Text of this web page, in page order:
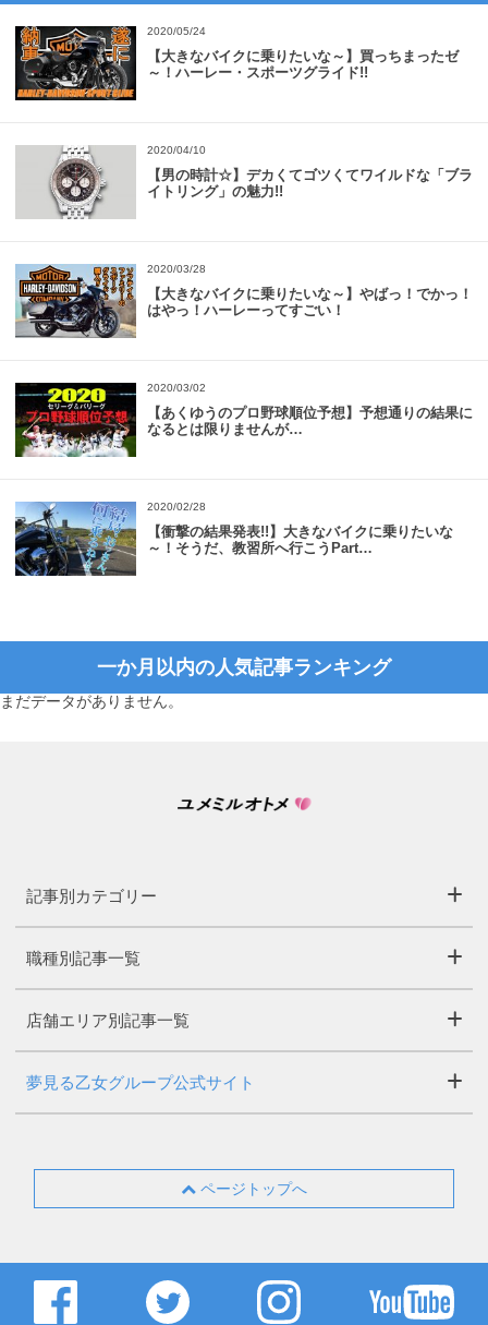
2020/05/24
【大きなバイクに乗りたいな～】買っちまったゼ
～！ハーレー・スポーツグライド!!
2020/04/10
【男の時計☆】デカくてゴツくてワイルドな「ブラ
イトリング」の魅力!!
2020/03/28
【大きなバイクに乗りたいな～】やばっ！でかっ！
はやっ！ハーレーってすごい！
2020/03/02
【あくゆうのプロ野球順位予想】予想通りの結果に
なるとは限りませんが…
2020/02/28
【衝撃の結果発表!!】大きなバイクに乗りたいな
～！そうだ、教習所へ行こうPart…
一か月以内の人気記事ランキング
まだデータがありません。
記事別カテゴリー
職種別記事一覧
店舗エリア別記事一覧
夢見る乙女グループ公式サイト
ページトップへ